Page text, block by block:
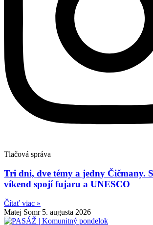
Tlačová správa
Tri dni, dve témy a jedny Čičmany.
víkend spojí fujaru a UNESCO
Čítať viac »
Matej Somr 5. augusta 2026